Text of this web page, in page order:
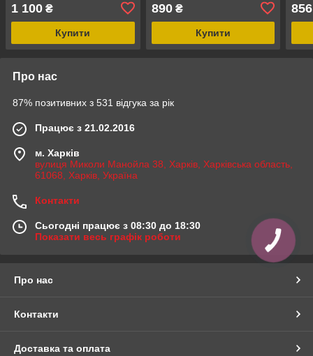
1.5бар INTERTOOL PT-
0131
1 100 ₴
Купити
1.5бар INTERTOOL PT-
0136
890₴
Купити
856
Про нас
87% позитивних з 531 відгука за рік
Працює з 21.02.2016
м. Харків
вулиця Миколи Манойла 38, Харків, Харківська область,
61068, Харків, Україна
Контакти
Сьогодні працює з 08:30 до 18:30
Показати весь графік роботи
Про нас
Контакти
Доставка та оплата
КНОПКА
ЗВ'ЯЗКУ